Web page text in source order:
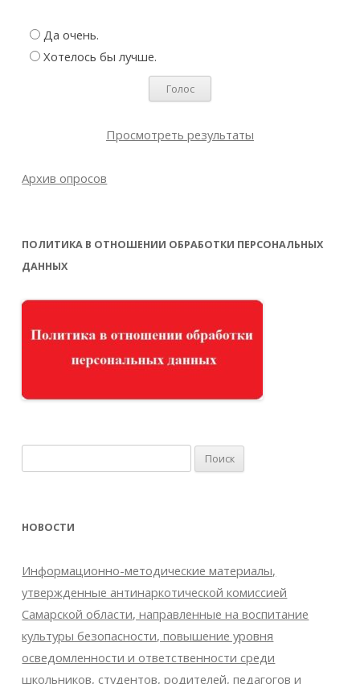
Да очень.
Хотелось бы лучше.
Просмотреть результаты
Архив опросов
ПОЛИТИКА В ОТНОШЕНИИ ОБРАБОТКИ ПЕРСОНАЛЬНЫХ
ДАННЫХ
НОВОСТИ
Информационно-методические материалы,
утвержденные антинаркотической комиссией
Самарской области, направленные на воспитание
культуры безопасности, повышение уровня
осведомленности и ответственности среди
школьников, студентов, родителей, педагогов и